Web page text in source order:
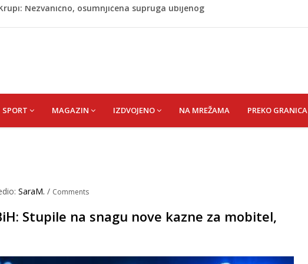
Senija – Sena
obilježavanja godišnjice: "Doživjela sam poniženje
sinu"
Nezvanično, osumnjičena supruga ubijenog
SPORT MAGAZIN IZDVOJENO NA MREŽAMA PREKO GRANICA
SaraM. / Comments
Stupile na snagu nove kazne za mobitel,